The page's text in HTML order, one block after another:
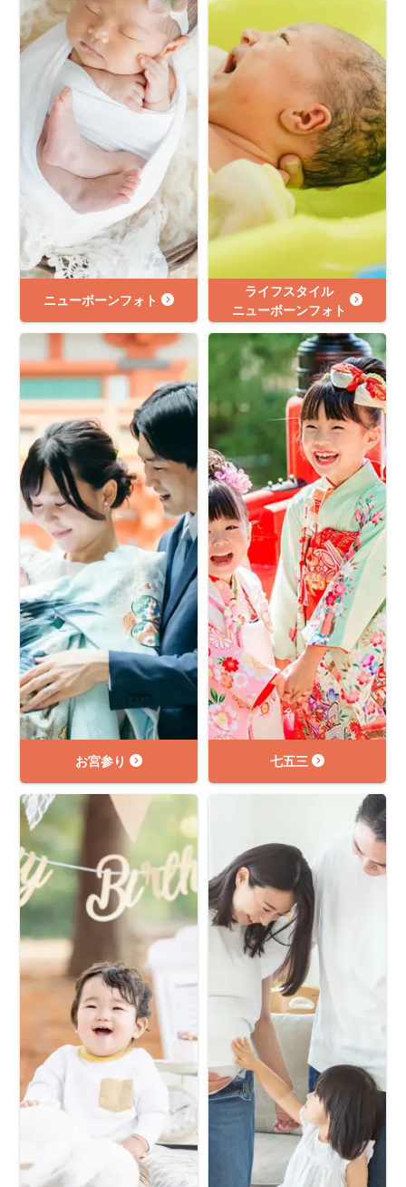
ニューボーンフォト
ライフスタイル
ニューボーンフォト
お宮参り 七五三